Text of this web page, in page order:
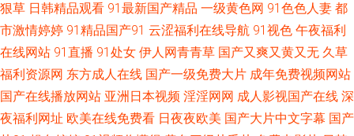
站 老湿影院香蕉 国产色资源 超碰人人青青55 91熊猫视频 伊人91在线观看
日韩欧美国产17 欧美呦呦啊啊啊 玖玖男人资源站 精品久久入 国产无人区大
午夜福利视频 日本黄页免费 欧美少女性性交 美女夜色黄 激情午夜一区 国产
狠草 日韩精品观看 91最新国产精品 一级黄色网 91色色人妻 都
市激情婷婷 91精品国产91 云涩福利在线导航 91视色 午夜福利
在线网站 91直播 91处女 伊人网青青草 国产又爽又黄又无 久草
福利资源网 东方成人在线 国产一级免费大片 成年免费视频网站
国产在线播放网站 亚洲日本视频 淫淫网网 成人影视国产在线 深
夜福利网址 欧美在线免费看 日夜夜欧美 国产大片中文字幕 国产